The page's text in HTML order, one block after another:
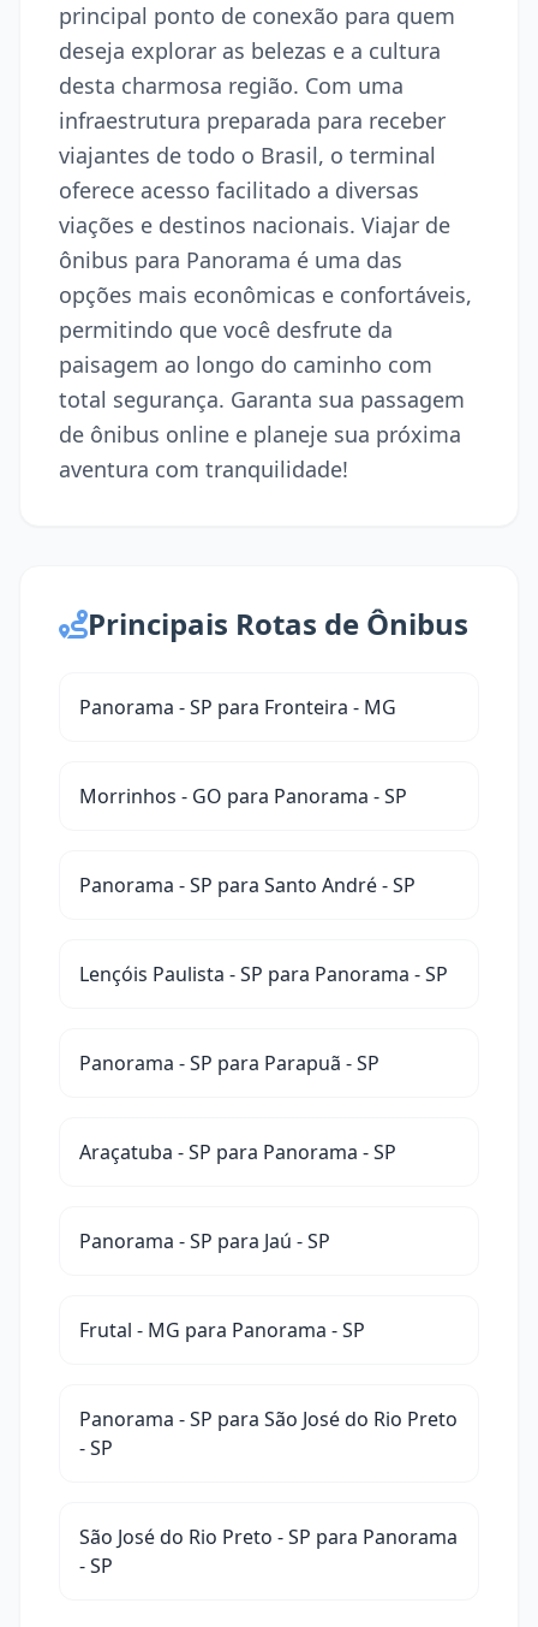
principal ponto de conexão para quem
deseja explorar as belezas e a cultura
desta charmosa região. Com uma
infraestrutura preparada para receber
viajantes de todo o Brasil, o terminal
oferece acesso facilitado a diversas
viações e destinos nacionais. Viajar de
ônibus para Panorama é uma das
opções mais econômicas e confortáveis,
permitindo que você desfrute da
paisagem ao longo do caminho com
total segurança. Garanta sua passagem
de ônibus online e planeje sua próxima
aventura com tranquilidade!
Principais Rotas de Ônibus
Panorama - SP para Fronteira - MG
Morrinhos - GO para Panorama - SP
Panorama - SP para Santo André - SP
Lençóis Paulista - SP para Panorama - SP
Panorama - SP para Parapuã - SP
Araçatuba - SP para Panorama - SP
Panorama - SP para Jaú - SP
Frutal - MG para Panorama - SP
Panorama - SP para São José do Rio Preto
- SP
São José do Rio Preto - SP para Panorama
- SP